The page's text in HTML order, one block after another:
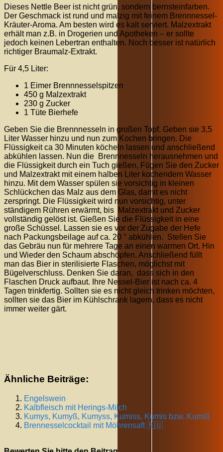
Dieses Nettle Beer ist nicht grün, sondern bernsteinfarben.
Der Geschmack ist rund und malzig mit feinem Brennnessel-
Kräuter-Aroma. Am besten wird es kalt serviert. Malzextrakt
erhält man z.B. in Drogerien und Apotheken – er sollte
jedoch keinen Lebertran enthalten. Noch besser ist natürlich
richtiger Braumalz-Extrakt.
Für 4,5 Liter:
1 Eimer Brennnesselspitzen
450 g Malzextrakt
230 g Zucker
1 Tüte Bierhefe
Geben Sie die Brennnesseln in großen Topf. Geben sie 3,5
Liter Wasser hinzu und nun zum Kochen bringen. Die
Flüssigkeit ca 30 Minuten köcheln lassen und anschließend
abkühlen lassen. Nun die Brennnesseln herausnehmen und
die Flüssigkeit durch ein Tuch gießen, Fügen Sie den Zucker
und Malzextrakt mit einem halben Liter kochendem Wasser
hinzu. Mit dem Wasser spülen sie vorsichtig in kleinen
Schlückchen das Malz aus dem Glas, damit es nicht
zerspringt. Die Flüssigkeit wird nun vorsichtig, unter
ständigem Rühren erwärmt, bis Malzextrakt und Zucker
vollständig gelöst ist. Gießen Sie die Flüssigkeit in eine
große Schüssel. Lassen sie es vor der Zugabe der Hefe
nach Packungsbeilage auf ca. 20 ° abkühlen. Stellen Sie
das Gebräu nun für mehrere Tage an einen warmen Ort. Hin
und Wieder den Schaum abschöpfen. Anschließend füllt
man das Bier in sterilisierte Flaschen, möglichst mit
Bügelverschluss. Denken Sie daran, dass sich in den
Flaschen Druck aufbaut. Ihre Nessel-Bier ist nach ca. 4
Tagen trinkfertig. Sollten sie es nicht gleich trinken möchten,
sollten sie das Bier im Kühlschrank lagern, dass es nicht
immer weiter gärt.
Ähnliche Beiträge:
Engelswein
Kalbfleisch mit Herings-Milch
Kumys, Kumyß, Kumyss, Kumiss, Kumis bzw. Kumiß
Brennesselcocktail mit Möhrensaft 🇷🇺